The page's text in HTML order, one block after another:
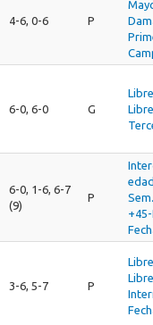
4-6, 0-6 P
6-0, 6-0 G
6-0, 1-6, 6-7
(9)
P
3-6, 5-7 P